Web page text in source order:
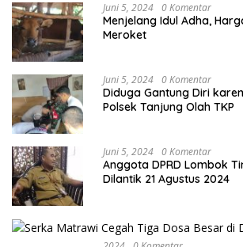
Juni 5, 2024 0 Komentar
Menjelang Idul Adha,
Meroket
Juni 5, 2024 0 Komentar
Diduga Gantung Diri
Polsek Tanjung Olah TKP
Juni 5, 2024 0 Komentar
Anggota DPRD Lombok
Dilantik 21 Agustus 2024